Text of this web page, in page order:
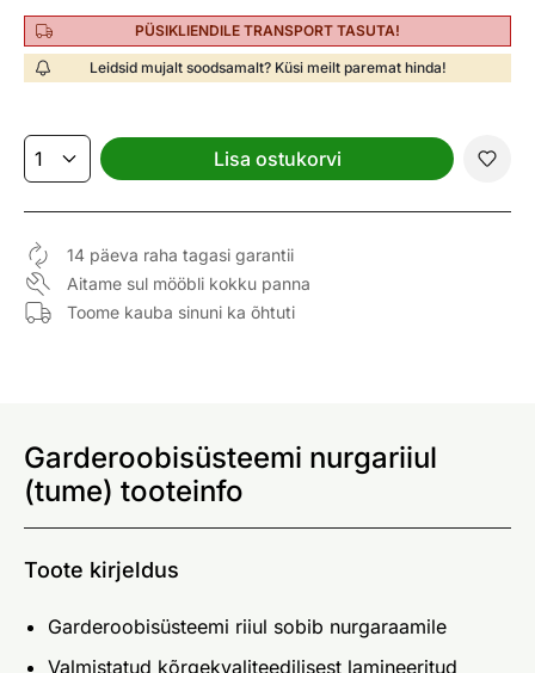
PÜSIKLIENDILE TRANSPORT TASUTA!
Leidsid mujalt soodsamalt? Küsi meilt paremat hinda!
Lisa ostukorvi
14 päeva raha tagasi garantii
Aitame sul mööbli kokku panna
Toome kauba sinuni ka õhtuti
Garderoobisüsteemi nurgariiul
(tume) tooteinfo
Toote kirjeldus
Garderoobisüsteemi riiul sobib nurgaraamile
Valmistatud kõrgekvaliteedilisest lamineeritud